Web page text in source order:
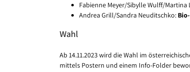
Fabienne Meyer/Sibylle Wulff/Martina
Andrea Grill/Sandra Neuditschko:
Wahl
Ab 14.11.2023 wird die Wahl im
mittels Postern und einem Info-Folder